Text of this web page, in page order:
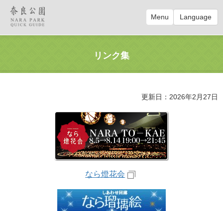
Menu Language
リンク集
更新日：2026年2月27日
なら燈花会